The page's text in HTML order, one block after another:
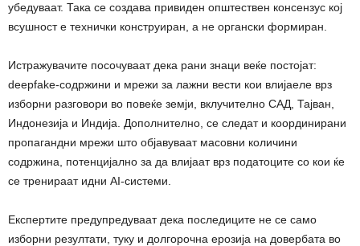
убедуваат. Така се создава привиден општествен консензус кој
всушност е технички конструиран, а не органски формиран.
Истражувачите посочуваат дека рани знаци веќе постојат:
deepfake-содржини и мрежи за лажни вести кои влијаеле врз
изборни разговори во повеќе земји, вклучително САД, Тајван,
Индонезија и Индија. Дополнително, се следат и координирани
пропагандни мрежи што објавуваат масовни количини
содржина, потенцијално за да влијаат врз податоците со кои ќе
се тренираат идни AI-системи.
Експертите предупредуваат дека последиците не се само
изборни резултати, туку и долгорочна ерозија на довербата во